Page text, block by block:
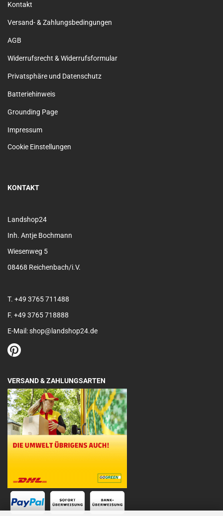
Kontakt
Versand- & Zahlungsbedingungen
AGB
Widerrufsrecht & Widerrufsformular
Privatsphäre und Datenschutz
Batteriehinweis
Grounding Page
Impressum
Cookie Einstellungen
KONTAKT
Landshop24
Inh. Antje Bochmann
Wiesenweg 5
08468 Reichenbach/i.V.
T. +49 3765 711488
F. +49 3765 718888
E-Mail: shop@landshop24.de
VERSAND & ZAHLUNGSARTEN